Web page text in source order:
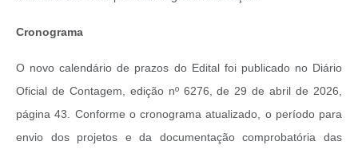
Cronograma
O novo calendário de prazos do Edital foi publicado no Diário
Oficial de Contagem, edição nº 6276, de 29 de abril de 2026,
página 43. Conforme o cronograma atualizado, o período para
envio dos projetos e da documentação comprobatória das